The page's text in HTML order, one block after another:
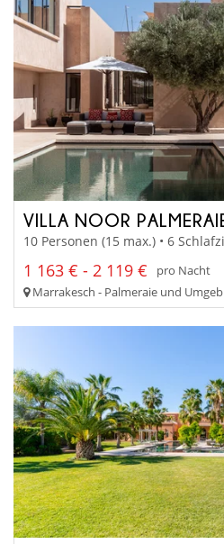
VILLA NOOR
10 Personen (15 max.) • 6
1 163 € - 2 119 €
pro Nacht
Marrakesch - Palmeraie und